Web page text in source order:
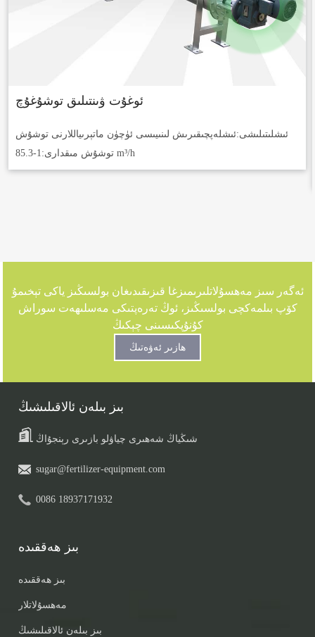
ئوغۇت ۋىنتىلىق توشۇغۇچ
ئىشلىتىلىشى:ئىشلەپچىقىرىش لىنىيىسى ئۈچۈن ماتېرىياللارنى توشۇش
توشۇش مىقدارى: 1-85.3 m³/h
ئەگەر سىز مەھسۇلاتلىرىمىزغا قىزىقىدىغان بولسىڭىز ياكى تېخىمۇ
كۆپ بىلمەكچى بولسىڭىز، ئوڭ تەرەپتىكى مەسلىھەت سوراش
كۇنۇپكىسىنى چېكىڭ
ھازىر ئەۋەتىڭ
بىز بىلەن ئالاقىلىشىڭ
شىڭياڭ شەھىرى چياۋلو بازىرى رېنجۇاڭ
sugar@fertilizer-equipment.com
0086 18937171932
بىز ھەققىدە
بىز ھەققىدە
مەھسۇلاتلار
بىز بىلەن ئالاقىلىشىڭ